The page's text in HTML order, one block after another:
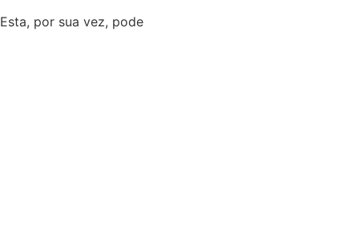
Esta, por sua vez, pode